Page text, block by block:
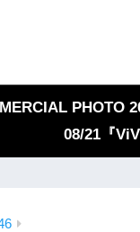
PHOTO
08/21『